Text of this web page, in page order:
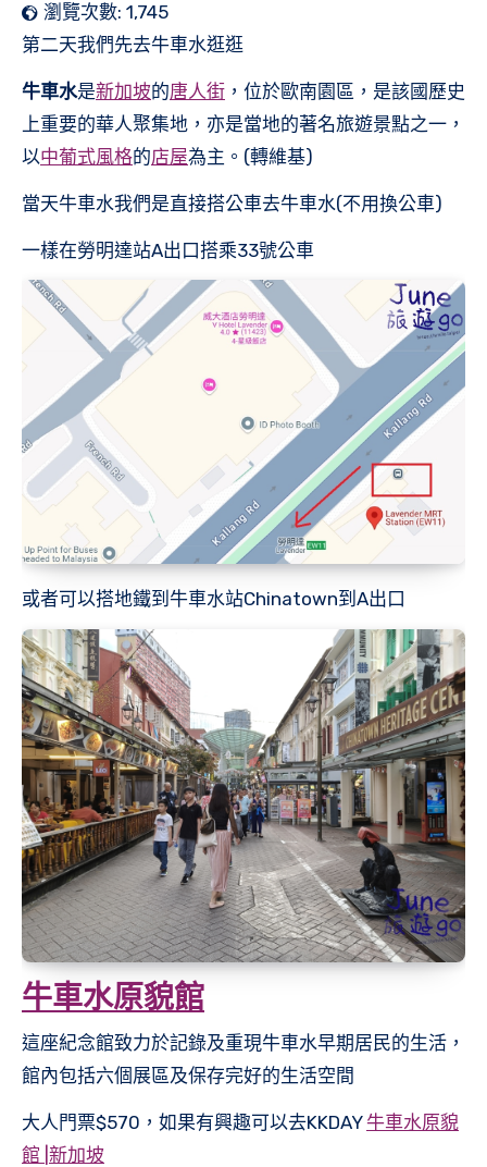
瀏覽次數: 1,745
第二天我們先去牛車水逛逛
牛車水是新加坡的唐人街 ，位於歐南園區，是該國歷史
上重要的華人聚集地，亦是當地的著名旅遊景點之一，
以中葡式風格的店屋為主。(轉維基)
當天牛車水我們是直接搭公車去牛車水(不用換公車)
一樣在勞明達站A出口搭乘33號公車
或者可以搭地鐵到牛車水站Chinatown到A出口
牛車水原貌館
這座紀念館致力於記錄及重現牛車水早期居民的生活，
館內包括六個展區及保存完好的生活空間
大人門票$570，如果有興趣可以去KKDAY牛車水原貌
館 |新加坡